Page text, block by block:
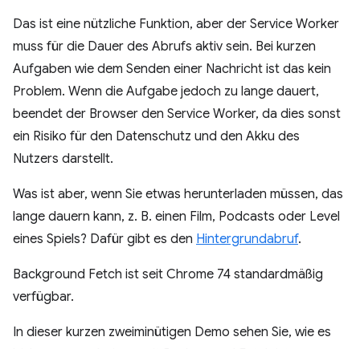
Das ist eine nützliche Funktion, aber der Service Worker
muss für die Dauer des Abrufs aktiv sein. Bei kurzen
Aufgaben wie dem Senden einer Nachricht ist das kein
Problem. Wenn die Aufgabe jedoch zu lange dauert,
beendet der Browser den Service Worker, da dies sonst
ein Risiko für den Datenschutz und den Akku des
Nutzers darstellt.
Was ist aber, wenn Sie etwas herunterladen müssen, das
lange dauern kann, z. B. einen Film, Podcasts oder Level
eines Spiels? Dafür gibt es den Hintergrundabruf.
Background Fetch ist seit Chrome 74 standardmäßig
verfügbar.
In dieser kurzen zweiminütigen Demo sehen Sie, wie es